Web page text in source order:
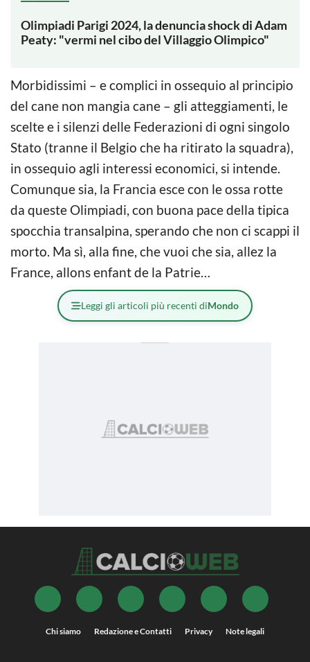
Olimpiadi Parigi 2024, la denuncia shock di Adam
Peaty: "vermi nel cibo del Villaggio Olimpico"
Morbidissimi – e complici in ossequio al principio
del cane non mangia cane – gli atteggiamenti, le
scelte e i silenzi delle Federazioni di ogni singolo
Stato (tranne il Belgio che ha ritirato la squadra),
in ossequio agli interessi economici, si intende.
Comunque sia, la Francia esce con le ossa rotte
da queste Olimpiadi, con buona pace della tipica
spocchia transalpina, sperando che non ci scappi il
morto. Ma sì, alla fine, che vuoi che sia, allez la
France, allons enfant de la Patrie…
Leggi gli articoli più recenti diMondo
Chi siamo Redazione e Contatti Privacy Note legali